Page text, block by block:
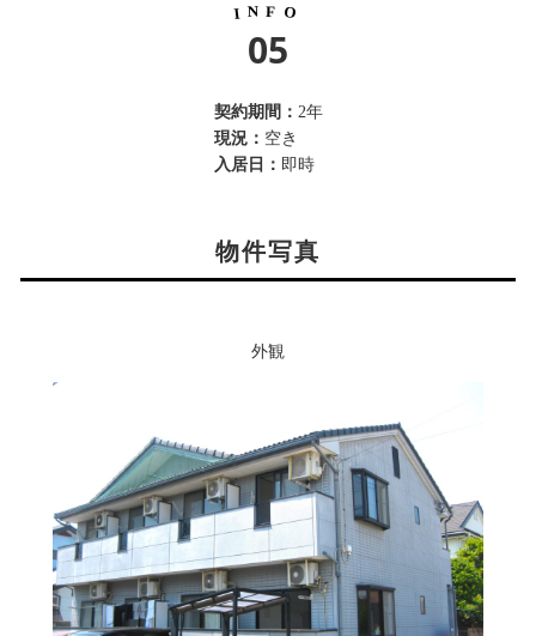
INF O
05
契約期間： 2年
現況： 空き
入居日： 即時
物件写真
外観